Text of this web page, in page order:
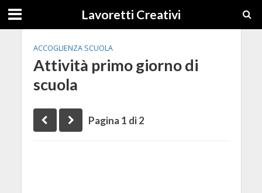
Lavoretti Creativi
ACCOGLIENZA SCUOLA
Attività primo giorno di
scuola
Pagina 1 di 2